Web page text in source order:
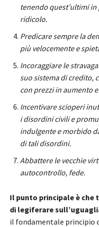
tenendo quest’ultimi
ridicolo.
Predicare sempre la
più velocemente e
Incoraggiare le
suo sistema di credito,
con prezzi in aumento
Incentivare scioperi
i disordini civili e
indulgente e morbido
di tali disordini.
Abbattere le vecchie
autocontrollo, fede.
Il punto principale è che
di legiferare
il fondamentale principio